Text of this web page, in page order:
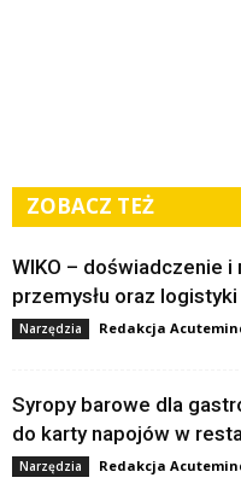
ZOBACZ TEŻ
WIKO – doświadczenie
przemysłu oraz logistyki
Narzędzia Redakcja
Syropy barowe dla
do karty napojów w
Narzędzia Redakcja